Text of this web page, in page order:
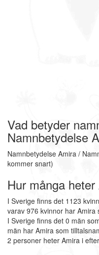
Vad betyder
Namnbetydelse
Namnbetydelse Amira /
kommer snart)
Hur många
I Sverige finns det 1123
varav 976 kvinnor har Amira
I Sverige finns det 0 män
män har Amira som
2 personer heter Amira i